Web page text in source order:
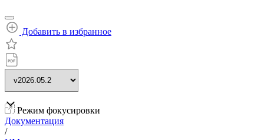
Добавить в избранное
Режим фокусировки
Документация
/